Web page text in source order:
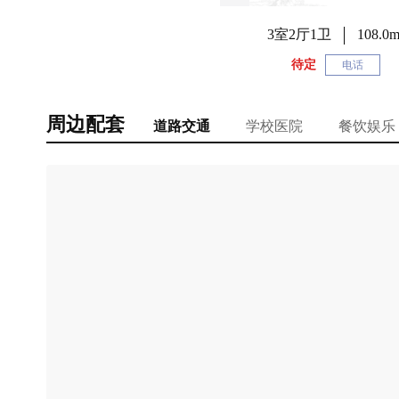
3室2厅1卫
待定 电话
周边配套 道路交通 学校医院 餐饮娱乐